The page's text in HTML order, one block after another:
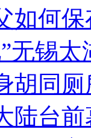
如何
无锡
胡同
陆台